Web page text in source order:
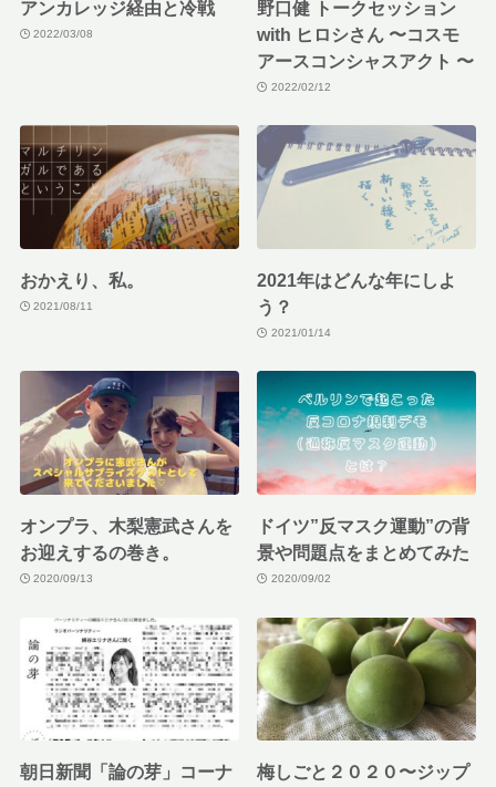
アンカレッジ経由と冷戦
2022/03/08
野口健 トークセッション
with ヒロシさん 〜コスモ
アースコンシャスアクト 〜
2022/02/12
おかえり、私。
2021/08/11
2021年はどんな年にしよ
う？
2021/01/14
オンプラ、木梨憲武さんを
お迎えするの巻き。
2020/09/13
ドイツ”反マスク運動”の背
景や問題点をまとめてみた
2020/09/02
朝日新聞「論の芽」コーナ
梅しごと２０２０〜ジップ